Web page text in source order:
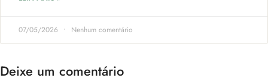
07/05/2026 Nenhum comentário
Deixe um comentário